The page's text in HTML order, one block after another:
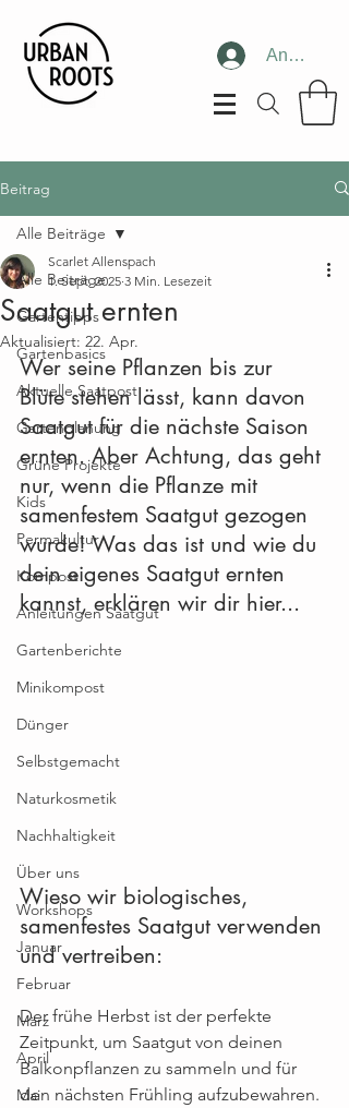
Anmelden
Beitrag
Alle Beiträge
Gartentipps
Gartenbasics
Aktuelle Saatpost
Gartenplanung
Grüne Projekte
Kids
Permakultur
Kompost
Anleitungen Saatgut
Gartenberichte
Minikompost
Dünger
Selbstgemacht
Naturkosmetik
Nachhaltigkeit
Über uns
Workshops
Januar
Februar
März
April
Mai
Alle Beiträge
Saatgut ernten
Scarlet Allenspach
1. Sept. 2025 3 Min. Lesezeit
Aktualisiert: 22. Apr.
Wer seine Pflanzen bis zur
Blüte stehen lässt, kann davon
Saatgut für die nächste Saison
ernten. Aber Achtung, das geht
nur, wenn die Pflanze mit
samenfestem Saatgut gezogen
wurde! Was das ist und wie du
dein eigenes Saatgut ernten
kannst, erklären wir dir hier...
Wieso wir biologisches,
samenfestes Saatgut verwenden
und vertreiben:
Der frühe Herbst ist der perfekte
Zeitpunkt, um Saatgut von deinen
Balkonpflanzen zu sammeln und für
den nächsten Frühling aufzubewahren.